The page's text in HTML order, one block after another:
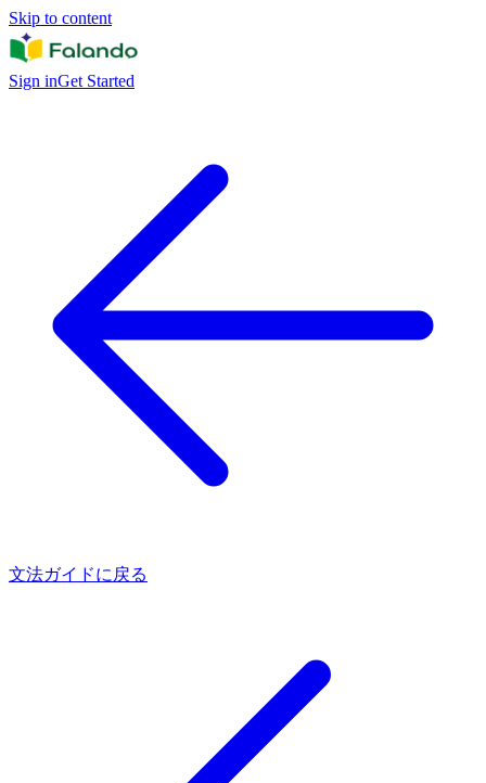
Skip to content
Sign inGet Started
文法ガイドに戻る